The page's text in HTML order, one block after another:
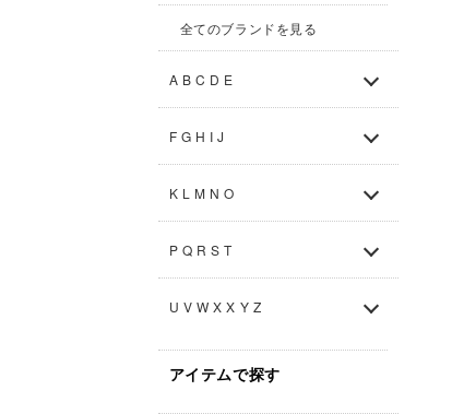
全てのブランドを見る
A B C D E
F G H I J
K L M N O
P Q R S T
U V W X X Y Z
アイテムで探す